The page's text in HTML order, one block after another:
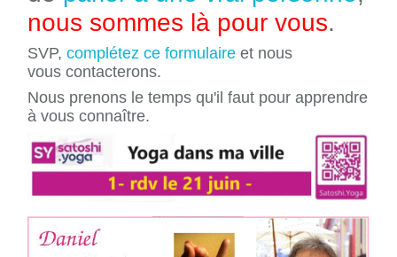
nous sommes là pour vous.
SVP, complétez ce formulaire et nous
vous contacterons.
Nous prenons le temps qu'il faut pour apprendre
à vous connaître.